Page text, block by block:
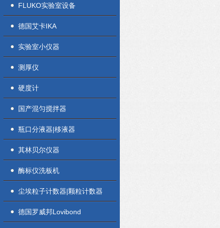
FLUKO实验室设备
德国艾卡IKA
实验室小仪器
测厚仪
硬度计
国产混匀搅拌器
瓶口分液器|移液器
其林贝尔仪器
酶标仪洗板机
尘埃粒子计数器|颗粒计数器
德国罗威邦Lovibond